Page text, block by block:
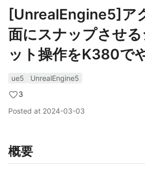
[UnrealEngine5]ア
面にスナップさせ
ット操作をK380で
ue5
UnrealEngine5
3
Posted at 2024-03-03
概要